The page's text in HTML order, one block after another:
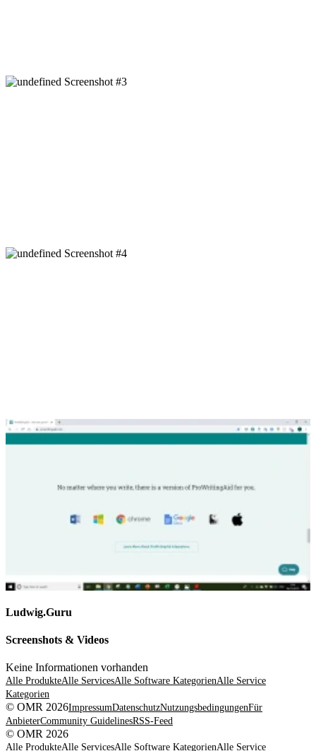
Ludwig.Guru
Screenshots & Videos
Keine Informationen vorhanden
Alle ProdukteAlle ServicesAlle Software KategorienAlle Service
Kategorien
© OMR 2026ImpressumDatenschutzNutzungsbedingungenFür
AnbieterCommunity GuidelinesRSS-Feed
© OMR 2026
Alle ProdukteAlle ServicesAlle Software KategorienAlle Service